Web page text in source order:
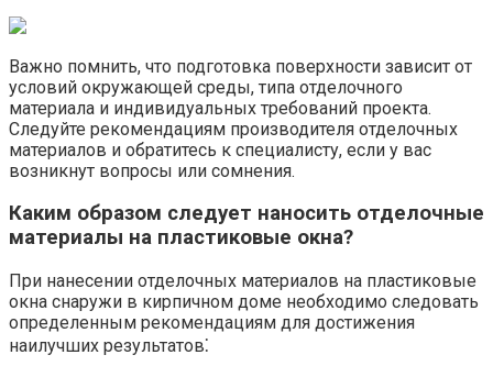
Важно помнить, что подготовка поверхности зависит от
условий окружающей среды, типа отделочного
материала и индивидуальных требований проекта.​
Следуйте рекомендациям производителя отделочных
материалов и обратитесь к специалисту, если у вас
возникнут вопросы или сомнения.​
Каким образом следует наносить отделочные
материалы на пластиковые окна?​
При нанесении отделочных материалов на пластиковые
окна снаружи в кирпичном доме необходимо следовать
определенным рекомендациям для достижения
наилучших результатов⁚